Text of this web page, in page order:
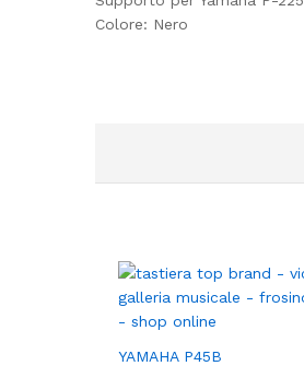
Colore: Nero
YAMAHA P45B